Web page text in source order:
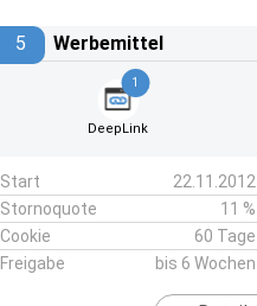
5 Werbemittel
1
DeepLink
Start
22.11.2012
Stornoquote
11 %
Cookie
60 Tage
Freigabe
bis 6 Wochen